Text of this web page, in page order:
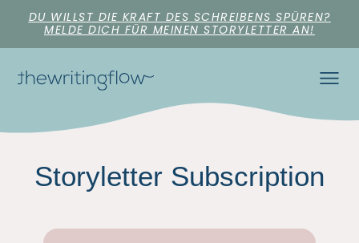
DU WILLST DIE KRAFT DES SCHREIBENS SPÜREN?
MELDE DICH FÜR MEINEN STORYLETTER AN!
Storyletter Subscription